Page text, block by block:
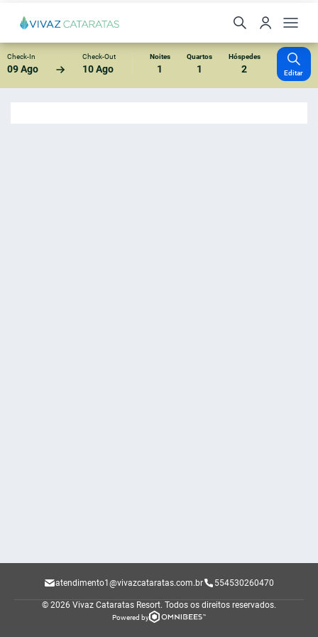
Check-In
09 Ago
Check-Out
10 Ago
Noites
1
Quartos
1
Hóspedes
2 Editar
atendimento1@vivazcataratas.com.br 554530260470
© 2026 Vivaz Cataratas Resort. Todos os direitos reservados.
Powered by